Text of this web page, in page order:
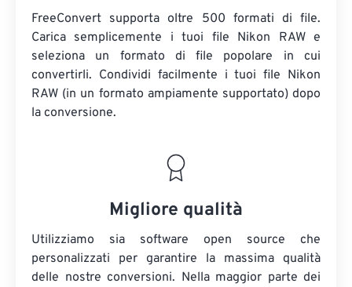
FreeConvert supporta oltre 500 formati di file.
Carica semplicemente i tuoi file Nikon RAW e
seleziona un formato di file popolare in cui
convertirli. Condividi facilmente i tuoi file Nikon
RAW (in un formato ampiamente supportato) dopo
la conversione.
Migliore qualità
Utilizziamo sia software open source che
personalizzati per garantire la massima qualità
delle nostre conversioni. Nella maggior parte dei